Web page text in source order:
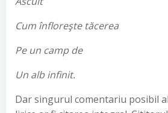
Cum înfloreşte tăcerea
Pe un camp de
Un alb infinit.
Dar singurul comentariu posibil